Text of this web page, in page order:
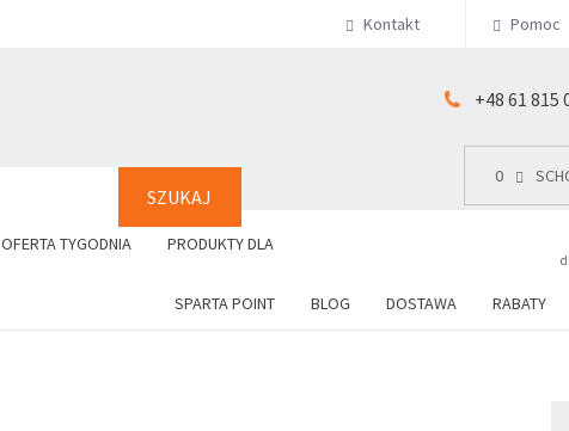
Kontakt Pomoc
SZUKAJ
+48 61 815
0
OFERTA TYGODNIA PRODUKTY DLA
SPARTA POINT BLOG DOSTAWA RABATY
0
+48 61 815 00 86